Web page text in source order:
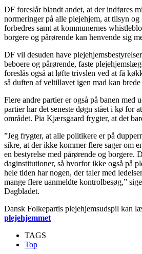
DF foreslår blandt andet, at der indføres
normeringer på alle plejehjem, at tilsyn
forbedres samt at kommunernes
borgere og pårørende kan henvende sig
DF vil desuden have
beboere og pårørende, faste
foreslås også at løfte trivslen ved at få
så duften af veltillavet igen mad kan brede
Flere andre partier er også på banen med
partier har det seneste døgn stået i kø for
området. Pia Kjærsgaard frygter, at det
”Jeg frygter, at alle politikere er på
sikre, at der ikke kommer flere sager om
en bestyrelse med pårørende og borgere.
daginstitutioner, så hvorfor ikke også på
hele tiden har nogen, der taler med
mange flere uanmeldte kontrolbesøg,”
Dagbladet.
Dansk Folkepartis plejehjemsudspil kan
plejehjemmet
TAGS
Top